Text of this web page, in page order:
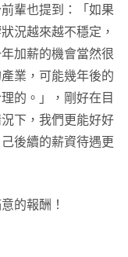
輩也提到：「如果
況越來越不穩定，
加薪的機會當然很
業，可能幾年後的
的。」，剛好在目
下，我們更能好好
後續的薪資待遇更
的報酬！